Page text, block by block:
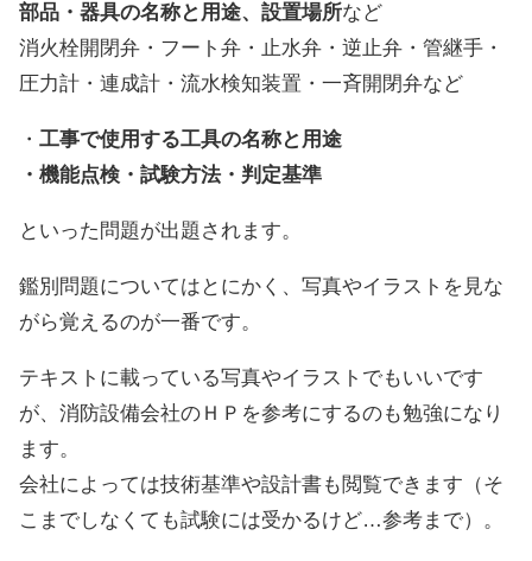
部品・器具の名称と用途、設置場所など
消火栓開閉弁・フート弁・止水弁・逆止弁・管継手・
圧力計・連成計・流水検知装置・一斉開閉弁など
・ 工事で使用する工具の名称と用途
・機能点検・試験方法・判定基準
といった問題が出題されます。
鑑別問題についてはとにかく、写真やイラストを見な
がら覚えるのが一番です。
テキストに載っている写真やイラストでもいいです
が、消防設備会社のＨＰを参考にするのも勉強になり
ます。
会社によっては技術基準や設計書も閲覧できます（そ
こまでしなくても試験には受かるけど…参考まで）。